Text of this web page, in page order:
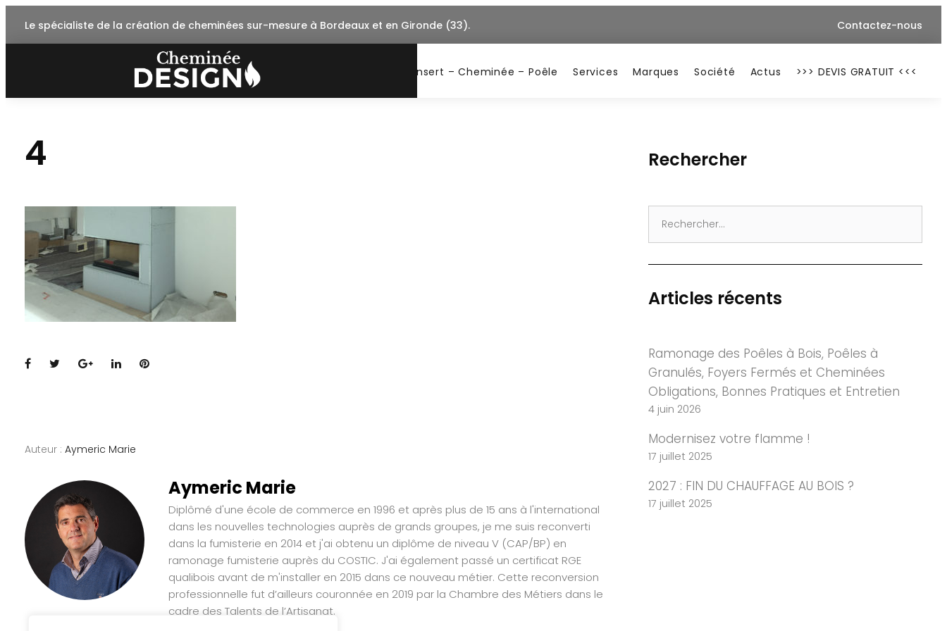
Le spécialiste de la création de cheminées sur-mesure à Bordeaux et en Gironde (33). Contactez-nous
Insert – Cheminée – Poêle Services Marques Société Actus >>> DEVIS GRATUIT <<<
4
Facebook
TwitterGoogle+
LinkedInPinterest
Auteur : Aymeric Marie
Aymeric Marie
Diplômé d'une école de commerce en 1996 et après plus de 15 ans à l'international
dans les nouvelles technologies auprès de grands groupes, je me suis reconverti
dans la fumisterie en 2014 et j'ai obtenu un diplôme de niveau V (CAP/BP) en
ramonage fumisterie auprès du COSTIC. J'ai également passé un certificat RGE
qualibois avant de m'installer en 2015 dans ce nouveau métier. Cette reconversion
professionnelle fut d’ailleurs couronnée en 2019 par la Chambre des Métiers dans le
cadre des Talents de l’Artisanat.
Rechercher
for:
Articles récents
Ramonage des Poêles à Bois, Poêles à
Granulés, Foyers Fermés et Cheminées
Obligations, Bonnes Pratiques et Entretien
4 juin 2026
Modernisez votre flamme !
17 juillet 2025
2027 : FIN DU CHAUFFAGE AU BOIS ?
17 juillet 2025